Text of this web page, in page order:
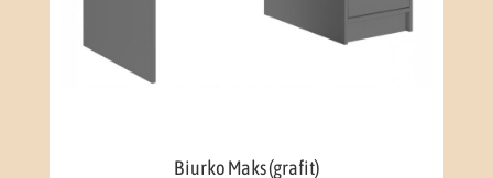
Biurko Maks (grafit)